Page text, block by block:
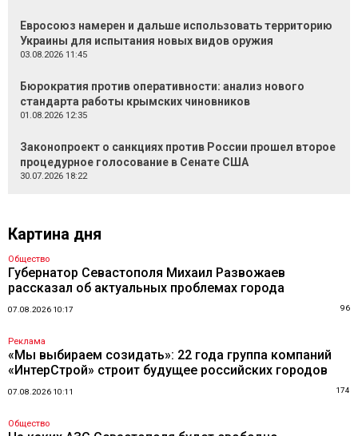
Евросоюз намерен и дальше использовать территорию
Украины для испытания новых видов оружия
03.08.2026 11:45
Бюрократия против оперативности: анализ нового
стандарта работы крымских чиновников
01.08.2026 12:35
Законопроект о санкциях против России прошел второе
процедурное голосование в Сенате США
30.07.2026 18:22
Картина дня
Общество
Губернатор Севастополя Михаил Развожаев
рассказал об актуальных проблемах города
07.08.2026 10:17 96
Реклама
«Мы выбираем созидать»: 22 года группа компаний
«ИнтерСтрой» строит будущее российских городов
07.08.2026 10:11 174
Общество